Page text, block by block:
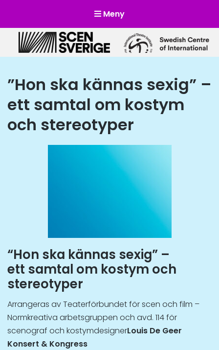
Meny
Scensverige
Mötesplats för svensk och internationell scenkonst
”Hon ska kännas sexig” –
ett samtal om kostym
och stereotyper
“Hon ska kännas sexig” –
ett samtal om kostym och
stereotyper
Arrangeras av Teaterförbundet för scen och film –
Normkreativa arbetsgruppen och avd. 114 för
scenograf och kostymdesignerLouis De Geer
Konsert & Kongress